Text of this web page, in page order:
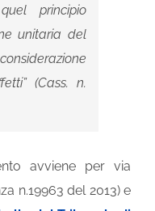
principio
unitaria del
” (Cass. n.
avviene per via
n.19963 del 2013) e